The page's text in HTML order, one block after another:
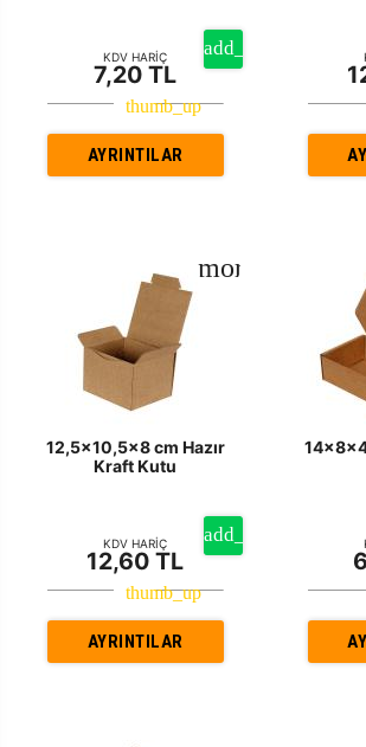
KDV HARİÇ
7,20 TL
AYRINTILAR
12,5x10,5x8 cm Hazır
Kraft Kutu
KDV HARİÇ
12,60 TL
AYRINTILAR